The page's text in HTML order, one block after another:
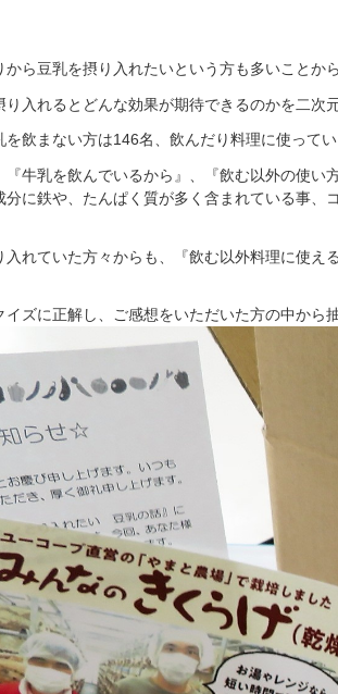
ら豆乳を摂り入れたいという方も多いことか
り入れるとどんな効果が期待できるのかを二次
飲まない方は146名、飲んだり料理に使ってい
牛乳を飲んでいるから』、『飲む以外の使
分に鉄や、たんぱく質が多く含まれている事
入れていた方々からも、『飲む以外料理に使
イズに正解し、ご感想をいただいた方の中か